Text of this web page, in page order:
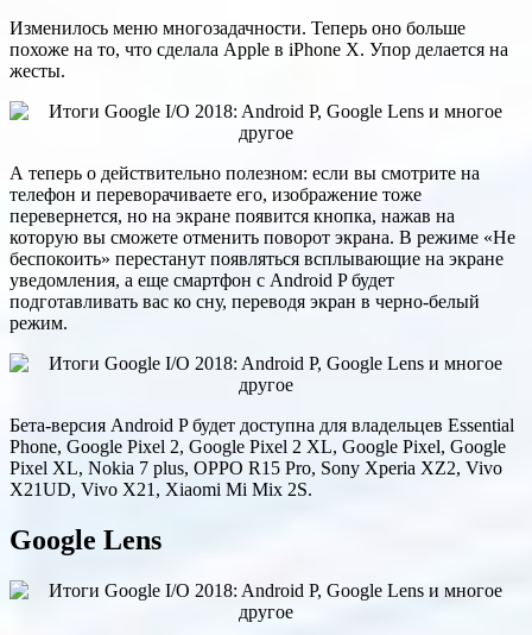
Изменилось меню многозадачности. Теперь оно больше
похоже на то, что сделала Apple в iPhone X. Упор делается на
жесты.
А теперь о действительно полезном: если вы смотрите на
телефон и переворачиваете его, изображение тоже
перевернется, но на экране появится кнопка, нажав на
которую вы сможете отменить поворот экрана. В режиме «Не
беспокоить» перестанут появляться всплывающие на экране
уведомления, а еще смартфон с Android P будет
подготавливать вас ко сну, переводя экран в черно-белый
режим.
Бета-версия Android P будет доступна для владельцев Essential
Phone, Google Pixel 2, Google Pixel 2 XL, Google Pixel, Google
Pixel XL, Nokia 7 plus, OPPO R15 Pro, Sony Xperia XZ2, Vivo
X21UD, Vivo X21, Xiaomi Mi Mix 2S.
Google Lens